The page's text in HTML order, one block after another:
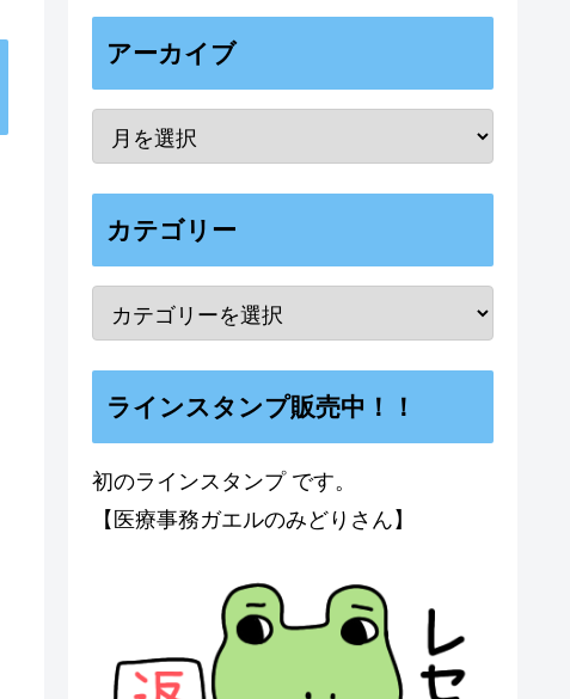
アーカイブ
カテゴリー
ラインスタンプ販売中！！
初のラインスタンプ です。
【医療事務ガエルのみどりさん】